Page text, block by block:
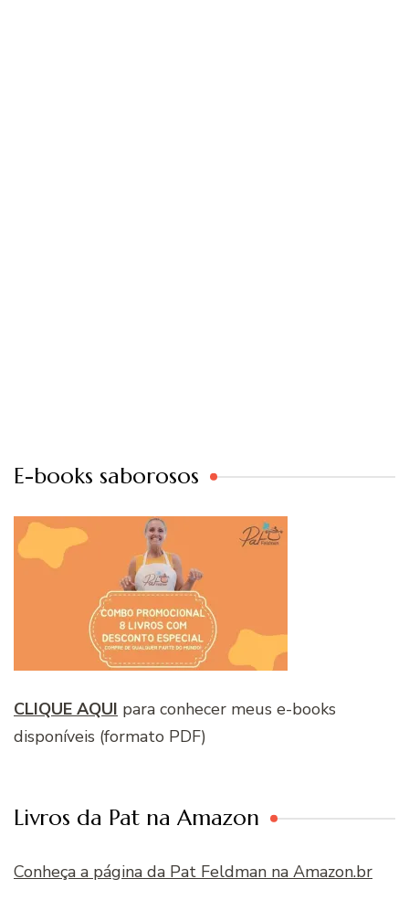
E-books saborosos
CLIQUE AQUI para conhecer meus e-books
disponíveis (formato PDF)
Livros da Pat na Amazon
Conheça a página da Pat Feldman na Amazon.br